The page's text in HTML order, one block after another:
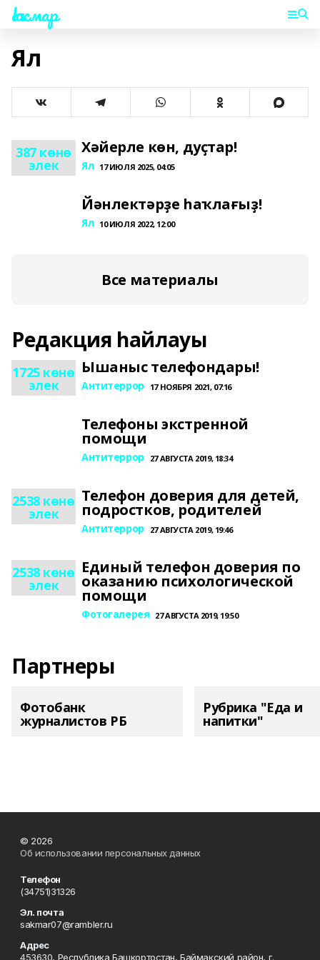
Һаҡмар
Ял
387 көнө
элек
Хәйерле көн, дуҫтар!
Ял 17 ИЮЛЯ 2025, 04:05
Йәнлектәрҙе һаҡлағыҙ!
Ял 10 ИЮЛЯ 2022, 12:00
Все материалы
Редакция һайлауы
1725 көнө
элек
Ышаныс телефондары!
Антитеррор 17 НОЯБРЯ 2021, 07:16
Телефоны экстренной
помощи
Антитеррор 27 АВГУСТА 2019, 18:34
2538 көнө
элек
Телефон доверия для детей,
подростков, родителей
Антитеррор 27 АВГУСТА 2019, 19:46
2538 көнө
элек
Единый телефон доверия по
оказанию психологической
помощи
Фотогалерея 27 АВГУСТА 2019, 19:50
Партнеры
Фотобанк
журналистов РБ
Рубрика "Еда и
напитки"
© 2026
Об использовании персональных данных
Телефон
(34751)31326
Эл. почта
sakmar07@rambler.ru
Адрес
453630, Республика Башкортостан, Баймакский район, г.